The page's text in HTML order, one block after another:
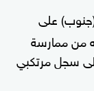
على
يورو، ومنعه من ممارسة
سجل مرتكبي